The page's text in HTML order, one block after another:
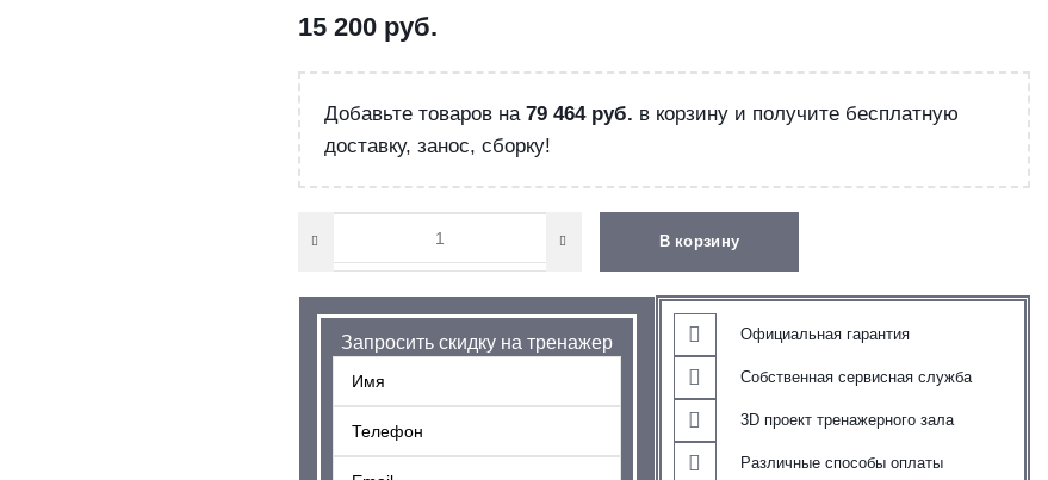
15 200 руб.
Добавьте товаров на 79 464 руб. в корзину и получите бесплатную
доставку, занос, сборку!
В корзину
Запросить cкидку на тренажер Официальная гарантия
Собственная сервисная служба
3D проект тренажерного зала
Различные способы оплаты